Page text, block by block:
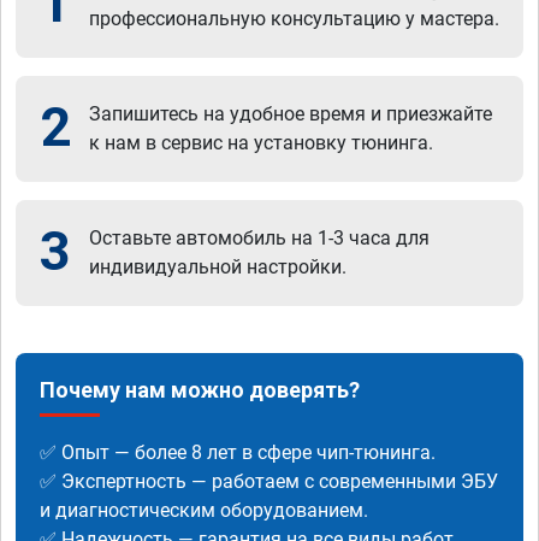
профессиональную консультацию у мастера.
2
Запишитесь на удобное время и приезжайте
к нам в сервис на установку тюнинга.
3
Оставьте автомобиль на 1-3 часа для
индивидуальной настройки.
Почему нам можно доверять?
✅ Опыт — более 8 лет в сфере чип-тюнинга.
✅ Экспертность — работаем с современными ЭБУ
и диагностическим оборудованием.